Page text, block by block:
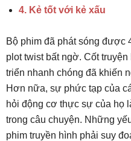
4. Kẻ tốt với kẻ xấu
Bộ phim đã phát sóng được
plot twist bất ngờ. Cốt
triển nhanh chóng đã khiến
Hơn nữa, sự phức tạp của
hỏi động cơ thực sự của họ
trong câu chuyện. Những
phim truyền hình phải suy